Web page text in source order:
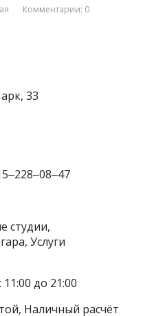
Комментарии: 0
33
студии,
Услуги
до 21:00
Наличный расчёт